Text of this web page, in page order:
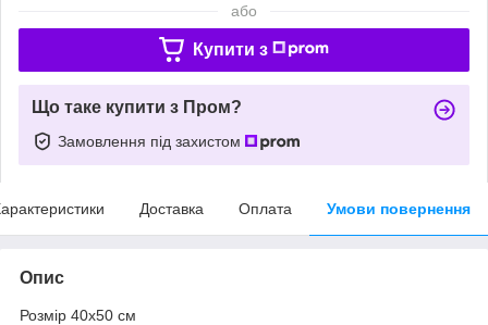
або
Купити з
Що таке купити з Пром?
Замовлення під захистом
Доставка Оплата Умови повернення
Опис
Розмір 40x50 см